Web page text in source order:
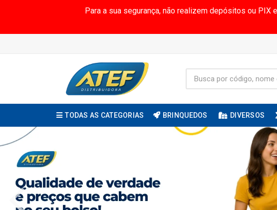
Para a sua segurança, não realizem depósitos ou
TODAS AS CATEGORIAS BRINQUEDOS DIVERSOS